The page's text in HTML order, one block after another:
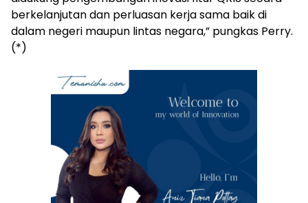
berkelanjutan dan perluasan kerja sama baik di
dalam negeri maupun lintas negara,” pungkas Perry.
(*)